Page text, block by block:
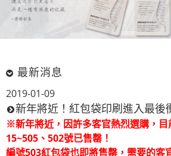
最新消息
2019-01-09
新年將近！紅包袋印刷進入最後
※新年將近，因許多客官熱烈選購，目
15~505、502號已售罄！
編號503紅包袋也即將售罄，需要的客